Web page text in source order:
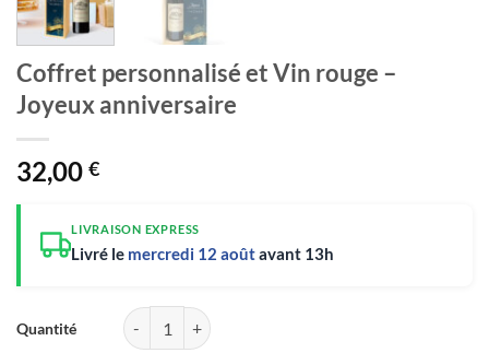
Coffret personnalisé et Vin rouge –
Joyeux anniversaire
32,00 €
LIVRAISON EXPRESS
Livré le mercredi 12 aoûtavant 13h
quantité de Coffret personnalisé et Vin rouge - Joyeux anniversaire